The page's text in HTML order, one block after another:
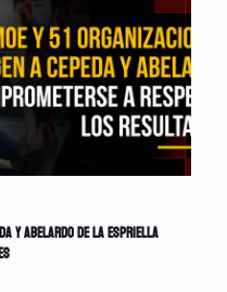
y Abelardo de la Espriella